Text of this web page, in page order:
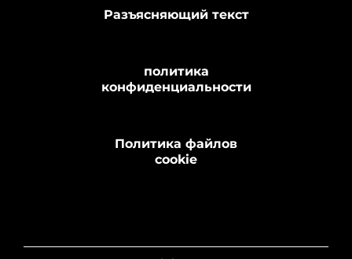
Разъясняющий текст
политика
конфиденциальности
Политика файлов
cookie